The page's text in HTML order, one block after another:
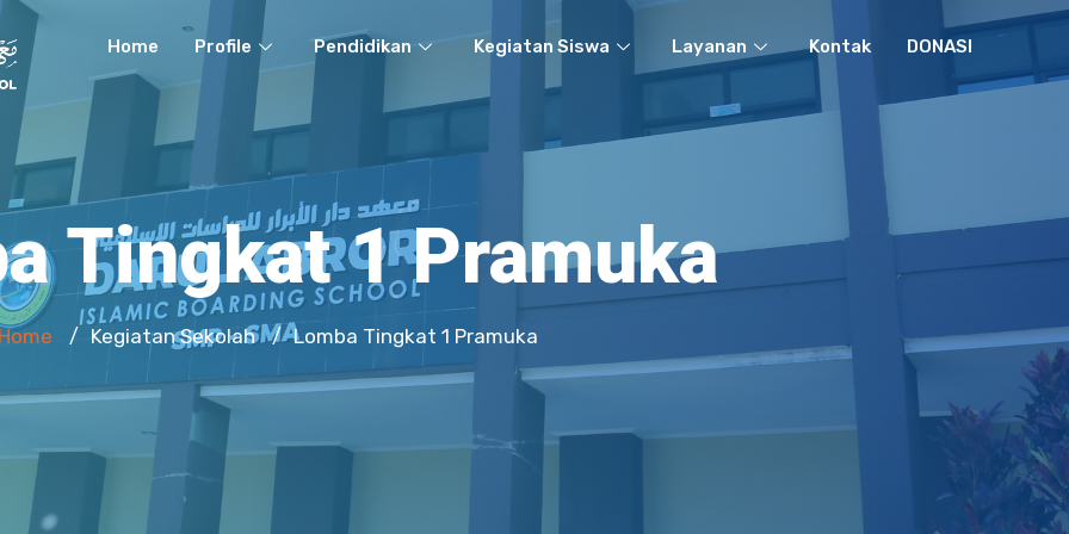
Home Profile Pendidikan Kegiatan Siswa Layanan Kontak DONASI
Tingkat 1 Pramuka
/ Kegiatan Sekolah / Lomba Tingkat 1 Pramuka